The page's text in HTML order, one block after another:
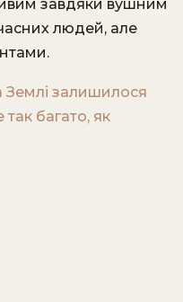
завдяки вушним
людей, але
Землі залишилося
так багато, як